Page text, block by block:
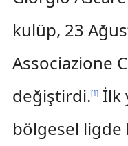
kulüp, 23
Associazione
değiştirdi.[1]İlk
bölgesel ligde